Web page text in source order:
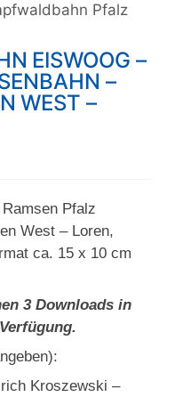
Pfalz
EISWOOG –
–
WEST –
Pfalz
West – Loren,
ca. 15 x 10 cm
3 Downloads in
Kroszewski –